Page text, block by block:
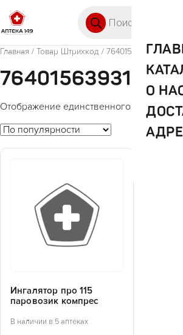
О
Главная / Товар Штрихкод / 7640156393118
7640156393118
Отображение единственного товара
Ингалятор про 115
паровозик компрес
В наличии в 5 аптеках